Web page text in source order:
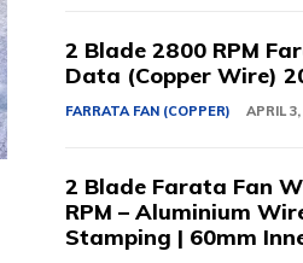
2 Blade 2800 RPM
Data (Copper Wire)
FARRATA FAN (COPPER) APRIL
2 Blade Farata Fan
RPM – Aluminium
Stamping | 60mm